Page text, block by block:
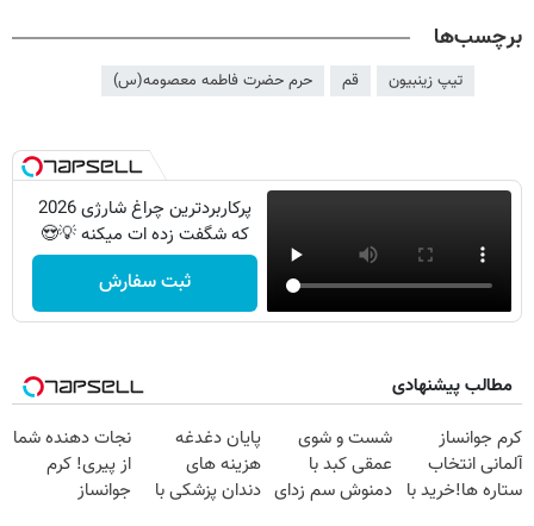
برچسب‌ها
تیپ زینبیون قم حرم حضرت فاطمه معصومه(س)
پرکاربردترین چراغ شارژی 2026
که شگفت زده ات میکنه 💡😍
ثبت سفارش
مطالب پیشنهادی
کرم جوانساز
آلمانی انتخاب
ستاره ها!خرید با
شست و شوی
عمقی کبد با
دمنوش سم زدای
پایان دغدغه
هزینه های
دندان پزشکی با
نجات دهنده شما
از پیری! کرم
جوانساز